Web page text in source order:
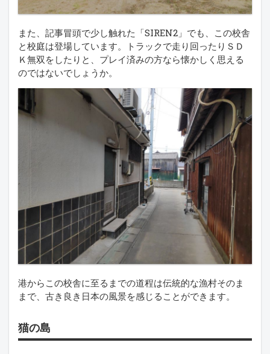
また、記事冒頭で少し触れた「SIREN2」でも、この校舎
と校庭は登場しています。トラックで走り回ったりＳＤ
Ｋ無双をしたりと、プレイ済みの方なら懐かしく思える
のではないでしょうか。
港からこの校舎に至るまでの道程は伝統的な漁村そのま
まで、古き良き日本の風景を感じることができます。
猫の島